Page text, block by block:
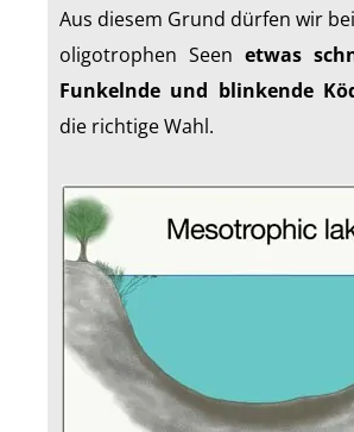
Aus diesem Grund dürfen wir
oligotrophen Seen etwas
Funkelnde und blinkende
die richtige Wahl.